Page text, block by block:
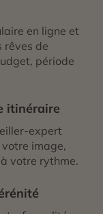
en ligne et
rêves de
période
itinéraire
expert
image,
votre rythme.